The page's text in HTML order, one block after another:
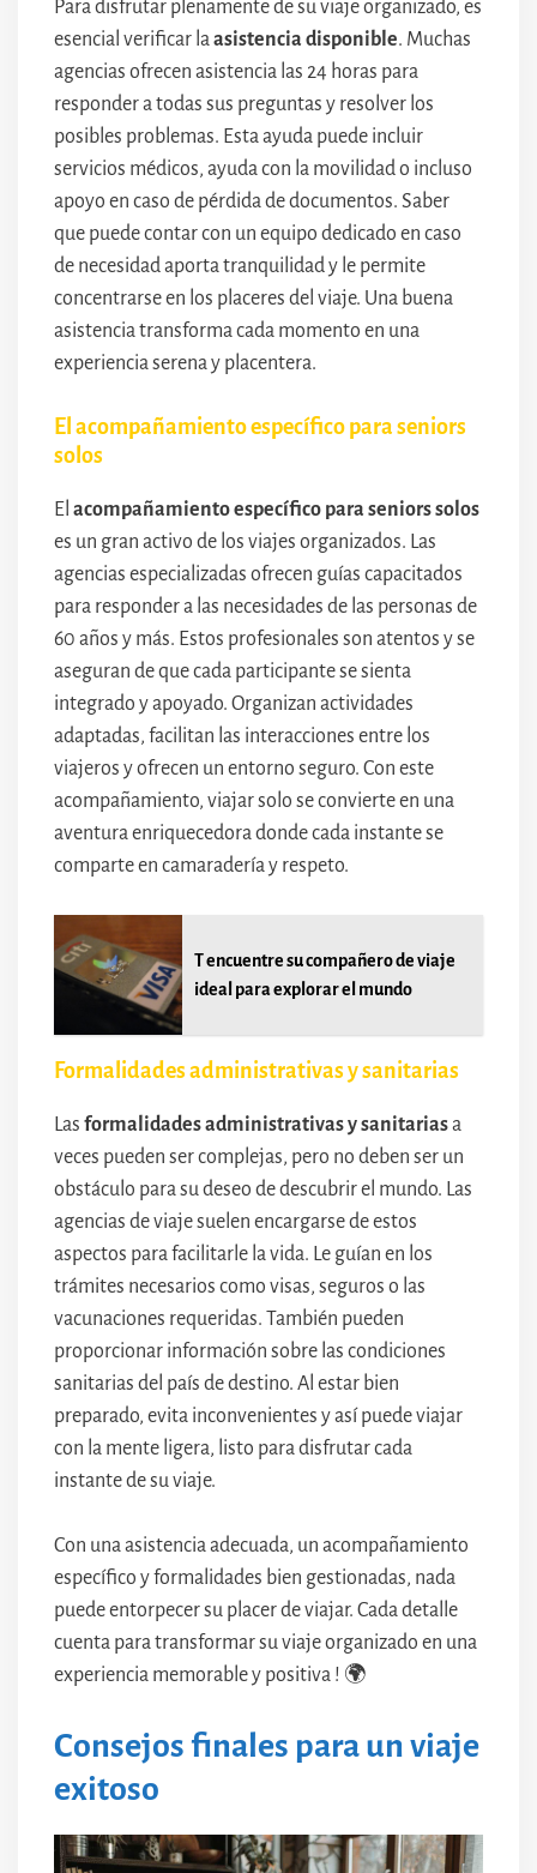
Para disfrutar plenamente de su viaje organizado, es
esencial verificar laasistencia disponible. Muchas
agencias ofrecen asistencia las 24 horas para
responder a todas sus preguntas y resolver los
posibles problemas. Esta ayuda puede incluir
servicios médicos, ayuda con la movilidad o incluso
apoyo en caso de pérdida de documentos. Saber
que puede contar con un equipo dedicado en caso
de necesidad aporta tranquilidad y le permite
concentrarse en los placeres del viaje. Una buena
asistencia transforma cada momento en una
experiencia serena y placentera.
El acompañamiento específico para seniors
solos
El acompañamiento específico para seniors solos
es un gran activo de los viajes organizados. Las
agencias especializadas ofrecen guías capacitados
para responder a las necesidades de las personas de
60 años y más. Estos profesionales son atentos y se
aseguran de que cada participante se sienta
integrado y apoyado. Organizan actividades
adaptadas, facilitan las interacciones entre los
viajeros y ofrecen un entorno seguro. Con este
acompañamiento, viajar solo se convierte en una
aventura enriquecedora donde cada instante se
comparte en camaradería y respeto.
T encuentre su compañero de viaje
ideal para explorar el mundo
Formalidades administrativas y sanitarias
Las formalidades administrativas y sanitariasa
veces pueden ser complejas, pero no deben ser un
obstáculo para su deseo de descubrir el mundo. Las
agencias de viaje suelen encargarse de estos
aspectos para facilitarle la vida. Le guían en los
trámites necesarios como visas, seguros o las
vacunaciones requeridas. También pueden
proporcionar información sobre las condiciones
sanitarias del país de destino. Al estar bien
preparado, evita inconvenientes y así puede viajar
con la mente ligera, listo para disfrutar cada
instante de su viaje.
Con una asistencia adecuada, un acompañamiento
específico y formalidades bien gestionadas, nada
puede entorpecer su placer de viajar. Cada detalle
cuenta para transformar su viaje organizado en una
experiencia memorable y positiva ! 🌍
Consejos finales para un viaje
exitoso